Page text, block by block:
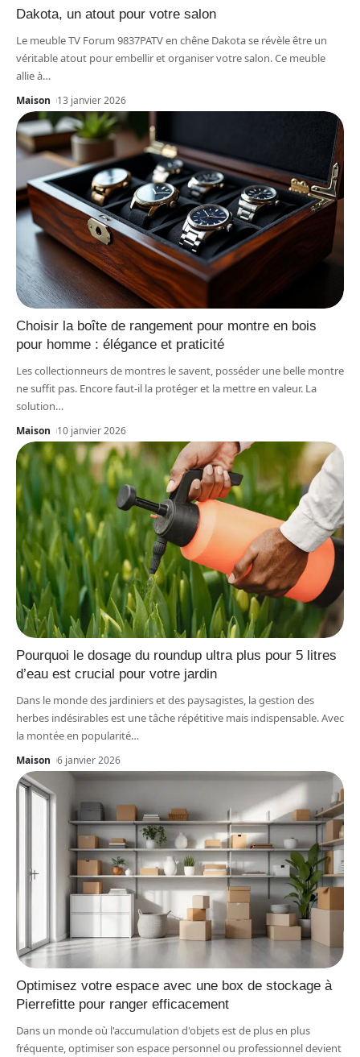
Dakota, un atout pour votre salon
Le meuble TV Forum 9837PATV en chêne Dakota se révèle être un
véritable atout pour embellir et organiser votre salon. Ce meuble
allie à…
Maison 13 janvier 2026
Choisir la boîte de rangement pour montre en bois
pour homme : élégance et praticité
Les collectionneurs de montres le savent, posséder une belle montre
ne suffit pas. Encore faut-il la protéger et la mettre en valeur. La
solution…
Maison 10 janvier 2026
Pourquoi le dosage du roundup ultra plus pour 5 litres
d’eau est crucial pour votre jardin
Dans le monde des jardiniers et des paysagistes, la gestion des
herbes indésirables est une tâche répétitive mais indispensable. Avec
la montée en popularité…
Maison 6 janvier 2026
Optimisez votre espace avec une box de stockage à
Pierrefitte pour ranger efficacement
Dans un monde où l'accumulation d'objets est de plus en plus
fréquente, optimiser son espace personnel ou professionnel devient